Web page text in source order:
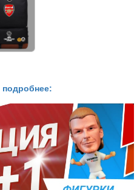
подробнее: